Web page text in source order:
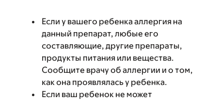
Если у вашего ребенка аллергия на
данный препарат, любые его
составляющие, другие препараты,
продукты питания или вещества.
Сообщите врачу об аллергии и о том,
как она проявлялась у ребенка.
Если ваш ребенок не может